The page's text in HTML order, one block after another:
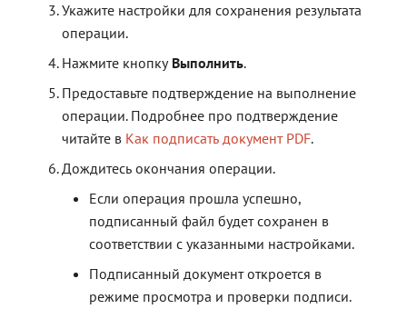
Укажите настройки для сохранения результата
операции.
Нажмите кнопку Выполнить.
Предоставьте подтверждение на выполнение
операции. Подробнее про подтверждение
читайте в Как подписать документ PDF.
Дождитесь окончания операции.
Если операция прошла успешно,
подписанный файл будет сохранен в
соответствии с указанными настройками.
Подписанный документ откроется в
режиме просмотра и проверки подписи.